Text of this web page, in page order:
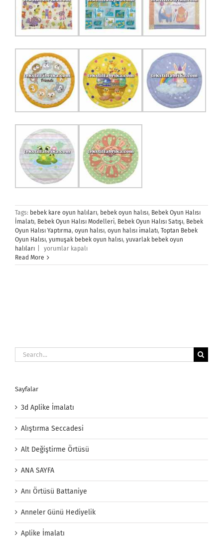
Tags: bebek kare oyun halıları, bebek oyun halısı, Bebek Oyun Halısı
İmalatı, Bebek Oyun Halısı Modelleri, Bebek Oyun Halısı Satışı, Bebek
Oyun Halısı Yaptırma, oyun halısı, oyun halısı imalatı, Toptan Bebek
Oyun Halısı, yumuşak bebek oyun halısı, yuvarlak bebek oyun
halıları
Bebek
Oyun
Halısı
yorumlar kapalı
Read More
Search
for:
Sayfalar
3d Aplike İmalatı
Alıştırma Seccadesi
Alt Değiştirme Örtüsü
ANA SAYFA
Anı Örtüsü Battaniye
Anneler Günü Hediyelik
Aplike İmalatı